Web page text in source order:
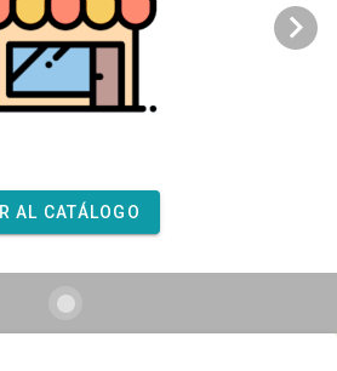
IR AL CATÁLOGO